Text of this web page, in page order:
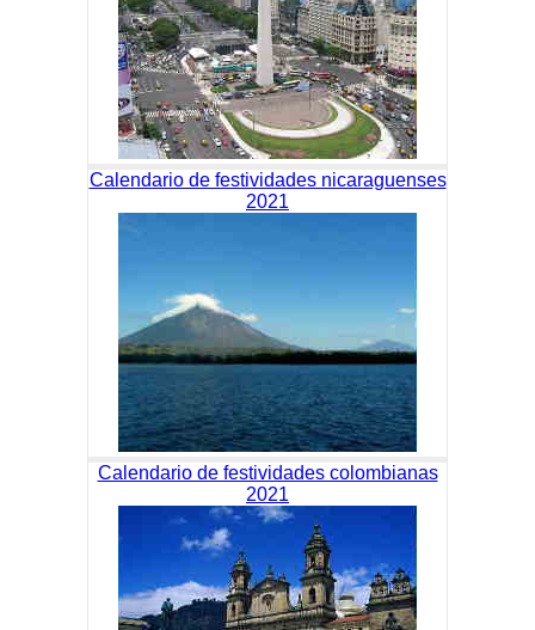
Calendario de festividades nicaraguenses
2021
Calendario de festividades colombianas
2021